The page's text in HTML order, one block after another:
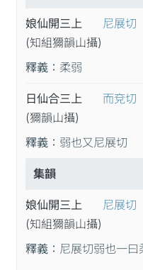
娘仙開三上
(知組獮韻山攝)
尼展切
釋義： 柔弱
日仙合三上
(獮韻山攝)
而兗切
釋義： 弱也又尼展切
集韻
娘仙開三上
(知組獮韻山攝)
尼展切
釋義： 尼展切弱也一曰